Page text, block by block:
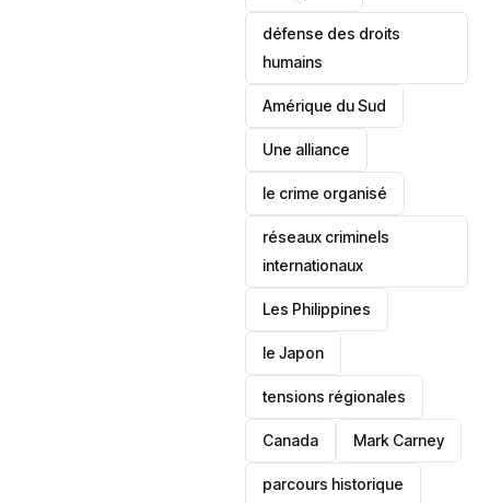
défense des droits
humains
‎Amérique du Sud
Une alliance
le crime organisé
réseaux criminels
internationaux
‎Les Philippines
le Japon
tensions régionales
Canada Mark Carney
parcours historique